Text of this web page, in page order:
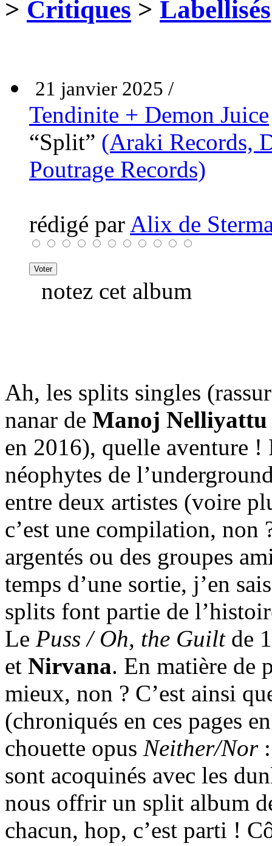
> Critiques > Labellisés
21 janvier 2025 /
Tendinite + Demon Juice
“Split” (Araki Records,
Poutrage Records)
rédigé par Alix de
notez cet album
Ah, les splits singles
nanar de Manoj Nelliyattu
en 2016), quelle aventure !
néophytes de
entre deux artistes (voire
c’est une compilation, non
argentés ou des groupes
temps d’une sortie, j’en
splits font partie de
Le Puss / Oh, the Guiltde
et Nirvana. En matière de
mieux, non ? C’est ainsi
(chroniqués en ces pages
chouette opus Neither/Nor:
sont acoquinés avec les
nous offrir un split album
chacun, hop, c’est parti !